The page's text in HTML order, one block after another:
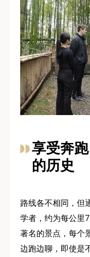
享受奔
的历史
路线各不相同，但
学者，约为每公里
著名的景点，每个
边跑边聊，即使是